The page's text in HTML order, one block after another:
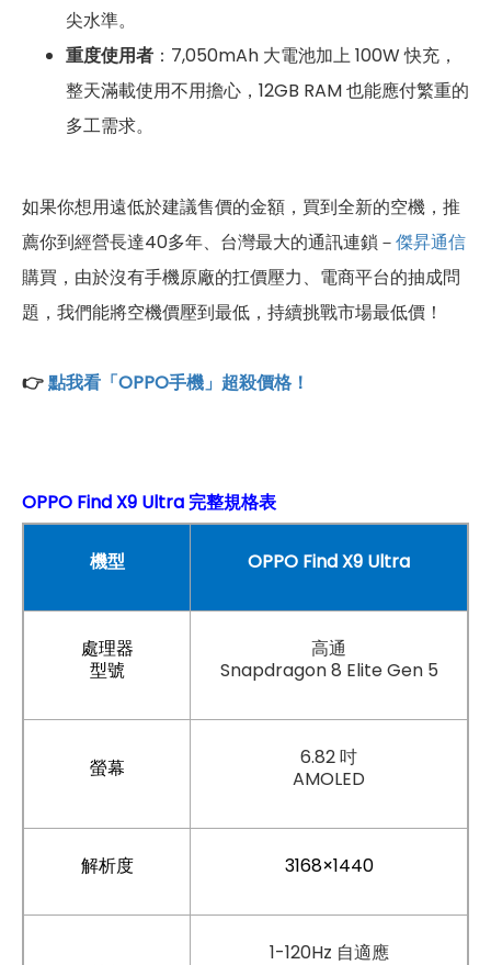
尖水準。
重度使用者 ：7,050mAh 大電池加上 100W 快充，
整天滿載使用不用擔心，12GB RAM 也能應付繁重的
多工需求。
如果你想用遠低於建議售價的金額，買到全新的空機，推
薦你到經營長達40多年、台灣最大的通訊連鎖－傑昇通信
購買，由於沒有手機原廠的扛價壓力、電商平台的抽成問
題，我們能將空機價壓到最低，持續挑戰市場最低價！
👉點我看「OPPO手機」超殺價格！
OPPO Find X9 Ultra 完整規格表
機型 OPPO Find X9 Ultra
處理器
型號
高通
Snapdragon 8 Elite Gen 5
螢幕
6.82 吋
AMOLED
解析度 3168×1440
1-120Hz 自適應